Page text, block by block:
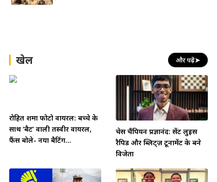
खेल और पढ़ें➤
रोहित शर्मा फोटो वायरल: बच्चे के
साथ ‘बैट’ वाली तस्वीर वायरल,
फैंस बोले- नया बैटिंग...
चेस चैंपियन प्रज्ञानंद: सेंट लुइस
रैपिड और ब्लिट्ज़ टूर्नामेंट के बने
विजेता